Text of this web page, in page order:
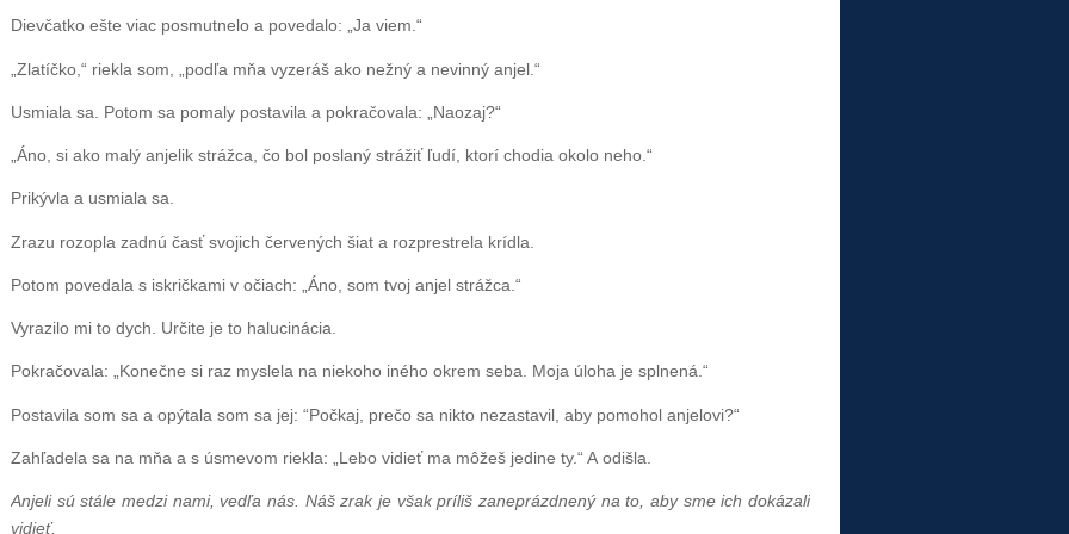
Dievčatko ešte viac posmutnelo a povedalo: „Ja viem.“
„Zlatíčko,“ riekla som, „podľa mňa vyzeráš ako nežný a nevinný anjel.“
Usmiala sa. Potom sa pomaly postavila a pokračovala: „Naozaj?“
„Áno, si ako malý anjelik strážca, čo bol poslaný strážiť ľudí, ktorí chodia okolo neho.“
Prikývla a usmiala sa.
Zrazu rozopla zadnú časť svojich červených šiat a rozprestrela krídla.
Potom povedala s iskričkami v očiach: „Áno, som tvoj anjel strážca.“
Vyrazilo mi to dych. Určite je to halucinácia.
Pokračovala: „Konečne si raz myslela na niekoho iného okrem seba. Moja úloha je splnená.“
Postavila som sa a opýtala som sa jej: “Počkaj, prečo sa nikto nezastavil, aby pomohol anjelovi?“
Zahľadela sa na mňa a s úsmevom riekla: „Lebo vidieť ma môžeš jedine ty.“ A odišla.
Anjeli sú stále medzi nami, vedľa nás. Náš zrak je však príliš zaneprázdnený na to, aby sme ich dokázali
vidieť.